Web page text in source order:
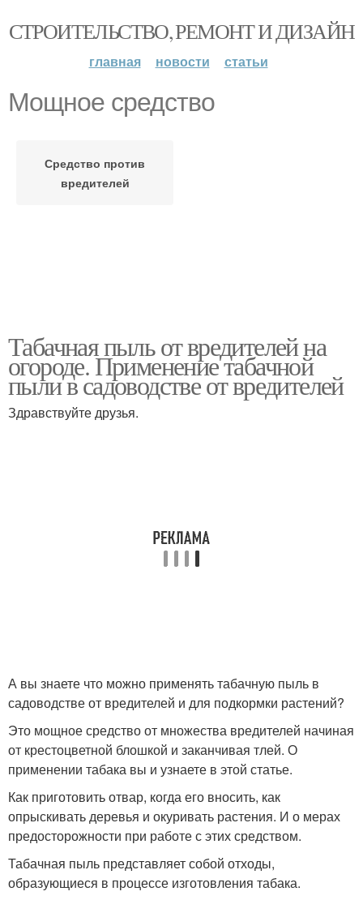
СТРОИТЕЛЬСТВО, РЕМОНТ И ДИЗАЙН
главная новости статьи
Мощное средство
Средство против
вредителей
Табачная пыль от вредителей на
огороде. Применение табачной
пыли в садоводстве от вредителей
Здравствуйте друзья.
А вы знаете что можно применять табачную пыль в
садоводстве от вредителей и для подкормки растений?
Это мощное средство от множества вредителей начиная
от крестоцветной блошкой и заканчивая тлей. О
применении табака вы и узнаете в этой статье.
Как приготовить отвар, когда его вносить, как
опрыскивать деревья и окуривать растения. И о мерах
предосторожности при работе с этих средством.
Табачная пыль представляет собой отходы,
образующиеся в процессе изготовления табака.